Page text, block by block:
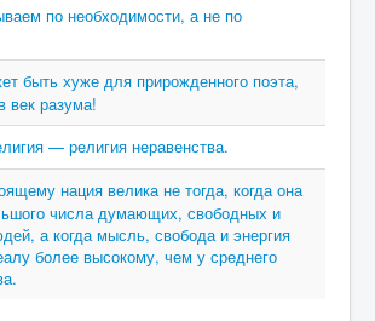
по необходимости, а не по
быть хуже для прирожденного поэта,
век разума!
— религия неравенства.
нация велика не тогда, когда она
числа думающих, свободных и
а когда мысль, свобода и энергия
более высокому, чем у среднего